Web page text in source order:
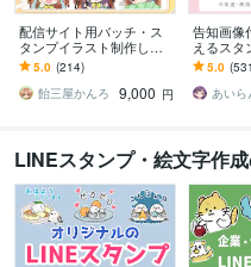
配信サイト用バッチ・ス
タンプイラスト制作しま
す 企業実績あり！メンバ
ーシップやサブスク特典
に最適！
5.0 (214)
飴三屋かんろ
9,000 円
告知画像
えるスタ
す アニメ
プも対応
5.0
LINEスタンプ・絵文字作